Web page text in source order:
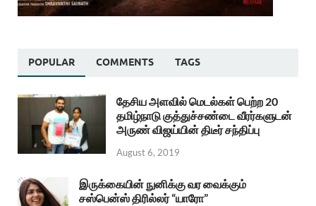
POPULAR COMMENTS TAGS
தேசிய அளவில் மெடல்கள் பெற்ற 20
தமிழ்நாடு குத்துச்சண்டை வீரர்களுடன்
அருண் விஜய்யின் திடீர் சந்திப்பு
August 6, 2019
இருக்கையின் நுனிக்கு வர வைக்கும்
சஸ்பென்ஸ் திரில்லர் “யாரோ”